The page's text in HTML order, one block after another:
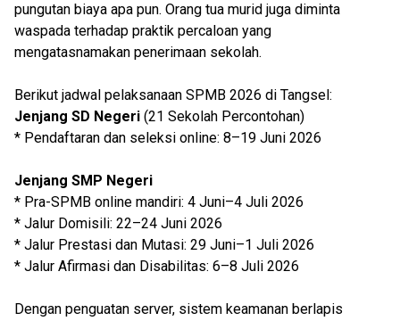
pungutan biaya apa pun. Orang tua murid juga diminta
waspada terhadap praktik percaloan yang
mengatasnamakan penerimaan sekolah.
Berikut jadwal pelaksanaan SPMB 2026 di Tangsel:
Jenjang SD Negeri (21 Sekolah Percontohan)
* Pendaftaran dan seleksi online: 8–19 Juni 2026
Jenjang SMP Negeri
* Pra-SPMB online mandiri: 4 Juni–4 Juli 2026
* Jalur Domisili: 22–24 Juni 2026
* Jalur Prestasi dan Mutasi: 29 Juni–1 Juli 2026
* Jalur Afirmasi dan Disabilitas: 6–8 Juli 2026
Dengan penguatan server, sistem keamanan berlapis